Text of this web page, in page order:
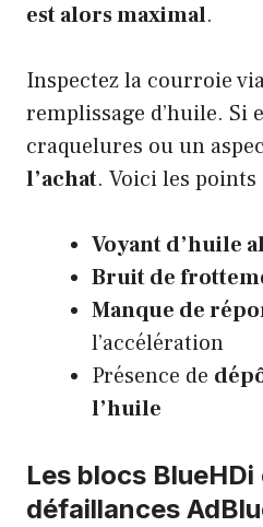
est alors maximal.
Inspectez la courroie
remplissage d’huile. Si
craquelures ou un
l’achat. Voici les
Voyant d’huile
Bruit de
Manque de
l’accélération
Présence de
l’huile
Les blocs BlueHDi
défaillances